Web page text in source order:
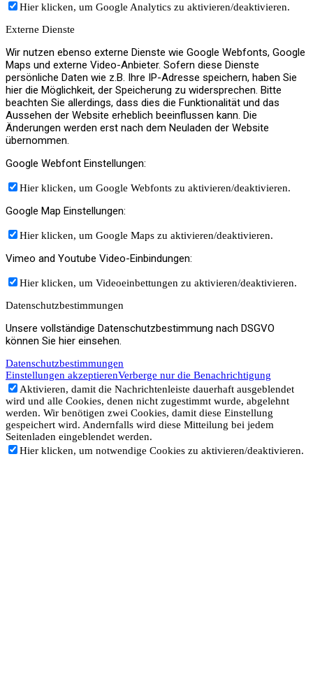
Hier klicken, um Google Analytics zu aktivieren/deaktivieren.
Externe Dienste
Wir nutzen ebenso externe Dienste wie Google Webfonts, Google
Maps und externe Video-Anbieter. Sofern diese Dienste
persönliche Daten wie z.B. Ihre IP-Adresse speichern, haben Sie
hier die Möglichkeit, der Speicherung zu widersprechen. Bitte
beachten Sie allerdings, dass dies die Funktionalität und das
Aussehen der Website erheblich beeinflussen kann. Die
Änderungen werden erst nach dem Neuladen der Website
übernommen.
Google Webfont Einstellungen:
Hier klicken, um Google Webfonts zu aktivieren/deaktivieren.
Google Map Einstellungen:
Hier klicken, um Google Maps zu aktivieren/deaktivieren.
Vimeo and Youtube Video-Einbindungen:
Hier klicken, um Videoeinbettungen zu aktivieren/deaktivieren.
Datenschutzbestimmungen
Unsere vollständige Datenschutzbestimmung nach DSGVO
können Sie hier einsehen.
Datenschutzbestimmungen
Einstellungen akzeptierenVerberge nur die Benachrichtigung
Aktivieren, damit die Nachrichtenleiste dauerhaft ausgeblendet
wird und alle Cookies, denen nicht zugestimmt wurde, abgelehnt
werden. Wir benötigen zwei Cookies, damit diese Einstellung
gespeichert wird. Andernfalls wird diese Mitteilung bei jedem
Seitenladen eingeblendet werden.
Hier klicken, um notwendige Cookies zu aktivieren/deaktivieren.